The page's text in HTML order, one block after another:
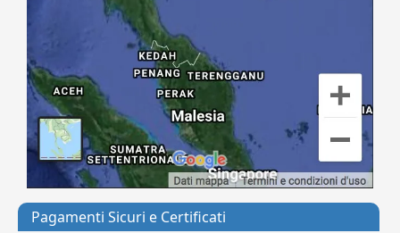
Pagamenti Sicuri e Certificati